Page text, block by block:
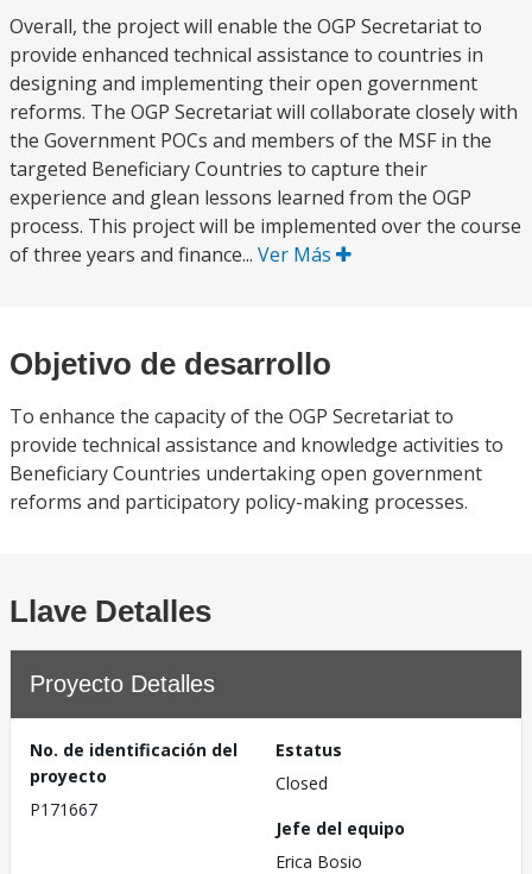
Overall, the project will enable the OGP Secretariat to
provide enhanced technical assistance to countries in
designing and implementing their open government
reforms. The OGP Secretariat will collaborate closely with
the Government POCs and members of the MSF in the
targeted Beneficiary Countries to capture their
experience and glean lessons learned from the OGP
process. This project will be implemented over the course
of three years and finance... Ver Más
Objetivo de desarrollo
To enhance the capacity of the OGP Secretariat to
provide technical assistance and knowledge activities to
Beneficiary Countries undertaking open government
reforms and participatory policy-making processes.
Llave Detalles
Proyecto Detalles
No. de identificación del
proyecto
P171667
Estatus
Closed
Jefe del equipo
Erica Bosio